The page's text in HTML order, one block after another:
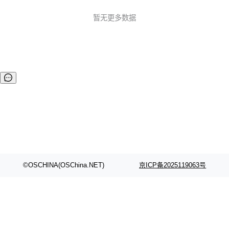
65官方服务）。 3：机构和部门优化修改，可以在桌面默认生
暂无更多数据
©OSCHINA(OSChina.NET) 京ICP备2025119063号